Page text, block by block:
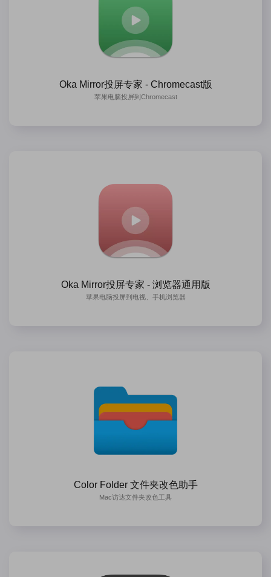
Oka Mirror投屏专家 - Chromecast版
苹果电脑投屏到Chromecast
Oka Mirror投屏专家 - 浏览器通用版
苹果电脑投屏到电视、手机浏览器
Color Folder 文件夹改色助手
Mac访达文件夹改色工具